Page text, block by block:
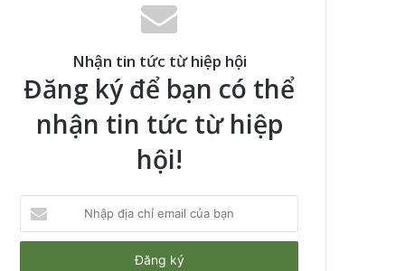
Nhận tin tức từ hiệp hội
Đăng ký để bạn có thể
nhận tin tức từ hiệp
hội!
địa
chỉ